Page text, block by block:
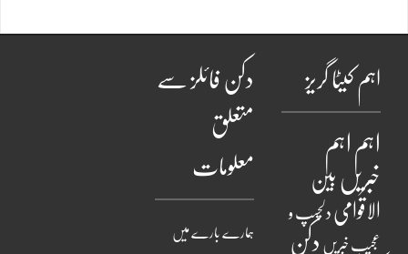
اہم کیٹا گریز
اہم اہم
خبریں بین
الاقوامی دلچسپ و
عجیب خبریں دکن
دکن فائلز سے
متعلق
معلومات
ہمارے بارے میں